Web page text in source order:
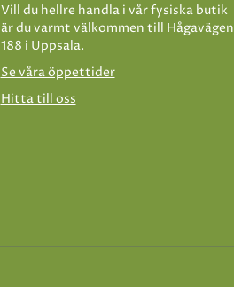
Vill du hellre handla i vår fysiska butik
är du varmt välkommen till Hågavägen
188 i Uppsala.
Se våra öppettider
Hitta till oss